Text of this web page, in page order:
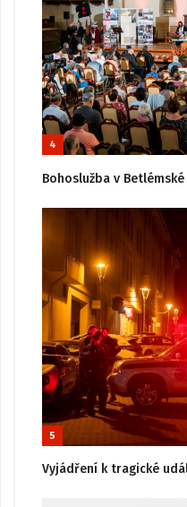
4
Bohoslužba v
5
Vyjádření k tragické